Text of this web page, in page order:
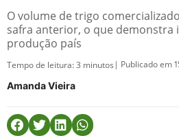
O volume de trigo
safra anterior, o que demonstra
produção país
Tempo de leitura:3 minutos | Publicado em
Amanda Vieira